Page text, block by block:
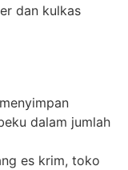
dan kulkas
dalam jumlah
es krim, toko